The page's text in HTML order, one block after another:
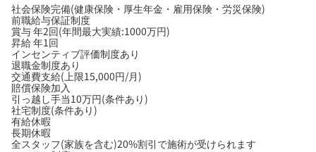
社会保険完備(健康保険・厚生年金・雇用保険・労災保険)
前職給与保証制度
賞与 年2回(年間最大実績:1000万円)
昇給 年1回
インセンティブ評価制度あり
退職金制度あり
交通費支給(上限15,000円/月)
賠償保険加入
引っ越し手当10万円(条件あり)
社宅制度(条件あり)
有給休暇
長期休暇
全スタッフ(家族を含む)20%割引で施術が受けられます